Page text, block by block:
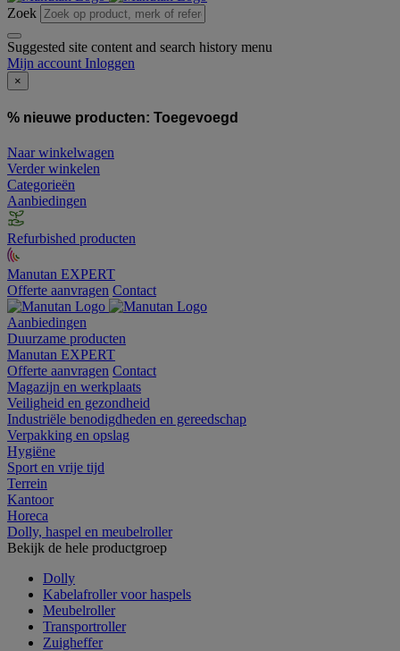
Zoek
Suggested site content and search history menu
Mijn account Inloggen
×
% nieuwe producten: Toegevoegd
Naar winkelwagen
Verder winkelen
Categorieën
Aanbiedingen
Refurbished producten
Manutan EXPERT
Offerte aanvragen Contact
Aanbiedingen
Duurzame producten
Manutan EXPERT
Offerte aanvragen Contact
Magazijn en werkplaats
Veiligheid en gezondheid
Industriële benodigdheden en gereedschap
Verpakking en opslag
Hygiëne
Sport en vrije tijd
Terrein
Kantoor
Horeca
Dolly, haspel en meubelroller
Bekijk de hele productgroep
Dolly
Kabelafroller voor haspels
Meubelroller
Transportroller
Zuigheffer